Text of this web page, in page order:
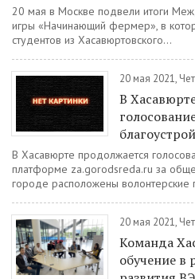
20 мая в Москве подвели итоги
игры «Начинающий фермер», в
студентов из Хасавюртовского...
20 мая 2021,
В
В Хасавюрте продолжается
платформе za.gorodsreda.ru за
городе расположены волонтерские
20 мая 2021,
Команда
обучение в